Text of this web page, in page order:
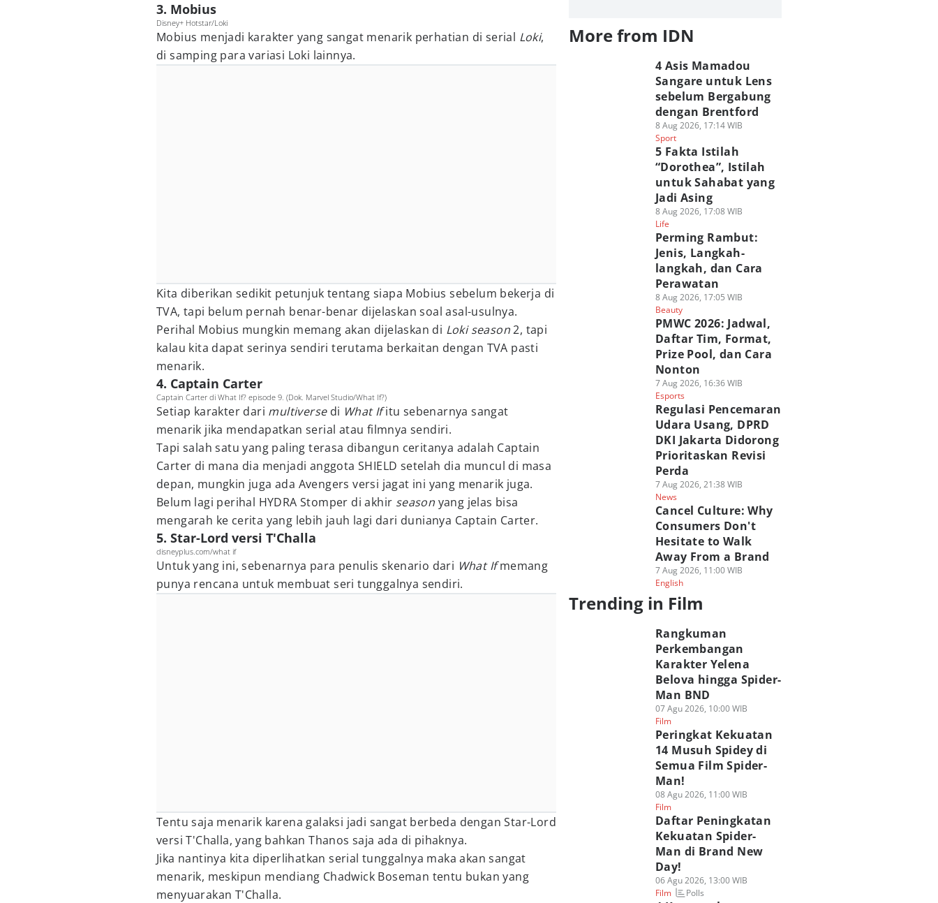
3. Mobius
Disney+ Hotstar/Loki
Mobius menjadi karakter yang sangat menarik perhatian di serial Loki,
di samping para variasi Loki lainnya.
Kita diberikan sedikit petunjuk tentang siapa Mobius sebelum bekerja di
TVA, tapi belum pernah benar-benar dijelaskan soal asal-usulnya.
Perihal Mobius mungkin memang akan dijelaskan di Loki season2, tapi
kalau kita dapat serinya sendiri terutama berkaitan dengan TVA pasti
menarik.
4. Captain Carter
Captain Carter di What If? episode 9. (Dok. Marvel Studio/What If?)
Setiap karakter dari multiversedi What Ifitu sebenarnya sangat
menarik jika mendapatkan serial atau filmnya sendiri.
Tapi salah satu yang paling terasa dibangun ceritanya adalah Captain
Carter di mana dia menjadi anggota SHIELD setelah dia muncul di masa
depan, mungkin juga ada Avengers versi jagat ini yang menarik juga.
Belum lagi perihal HYDRA Stomper di akhir season yang jelas bisa
mengarah ke cerita yang lebih jauh lagi dari dunianya Captain Carter.
5. Star-Lord versi T'Challa
disneyplus.com/what if
Untuk yang ini, sebenarnya para penulis skenario dari What Ifmemang
punya rencana untuk membuat seri tunggalnya sendiri.
Tentu saja menarik karena galaksi jadi sangat berbeda dengan Star-Lord
versi T'Challa, yang bahkan Thanos saja ada di pihaknya.
Jika nantinya kita diperlihatkan serial tunggalnya maka akan sangat
menarik, meskipun mendiang Chadwick Boseman tentu bukan yang
menyuarakan T'Challa.
More from IDN
4 Asis Mamadou
Sangare untuk Lens
sebelum Bergabung
dengan Brentford
8 Aug 2026, 17:14 WIB
Sport
5 Fakta Istilah
“Dorothea”, Istilah
untuk Sahabat yang
Jadi Asing
8 Aug 2026, 17:08 WIB
Life
Perming Rambut:
Jenis, Langkah-
langkah, dan Cara
Perawatan
8 Aug 2026, 17:05 WIB
Beauty
PMWC 2026: Jadwal,
Daftar Tim, Format,
Prize Pool, dan Cara
Nonton
7 Aug 2026, 16:36 WIB
Esports
Regulasi Pencemaran
Udara Usang, DPRD
DKI Jakarta Didorong
Prioritaskan Revisi
Perda
7 Aug 2026, 21:38 WIB
News
Cancel Culture: Why
Consumers Don't
Hesitate to Walk
Away From a Brand
7 Aug 2026, 11:00 WIB
English
Trending in Film
Rangkuman
Perkembangan
Karakter Yelena
Belova hingga Spider-
Man BND
07 Agu 2026, 10:00 WIB
Film
Peringkat Kekuatan
14 Musuh Spidey di
Semua Film Spider-
Man!
08 Agu 2026, 11:00 WIB
Film
Daftar Peningkatan
Kekuatan Spider-
Man di Brand New
Day!
06 Agu 2026, 13:00 WIB
Film
Polls